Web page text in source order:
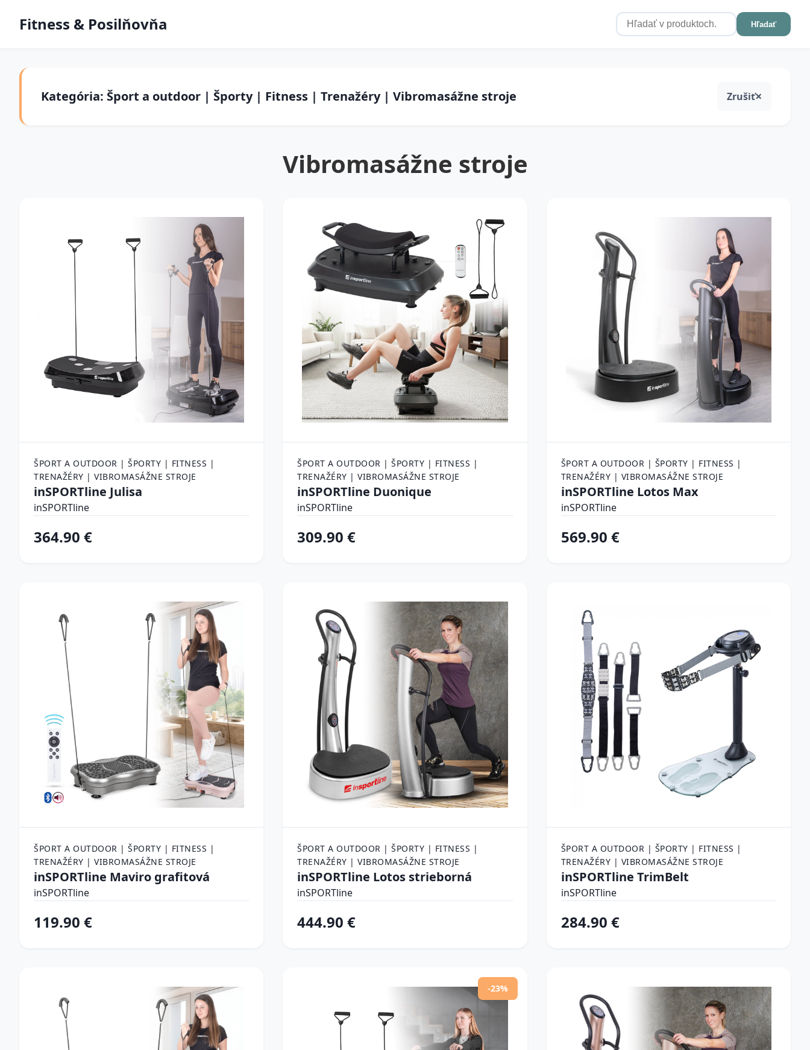
Fitness & Posilňovňa Hľadať
Kategória: Šport a outdoor | Športy | Fitness | Trenažéry | Vibromasážne stroje Zrušiť
Vibromasážne stroje
ŠPORT A OUTDOOR | ŠPORTY | FITNESS |
TRENAŽÉRY | VIBROMASÁŽNE STROJE
inSPORTline Julisa
inSPORTline
364.90 €
ŠPORT A OUTDOOR | ŠPORTY | FITNESS |
TRENAŽÉRY | VIBROMASÁŽNE STROJE
inSPORTline Duonique
inSPORTline
309.90 €
ŠPORT A OUTDOOR | ŠPORTY | FITNESS |
TRENAŽÉRY | VIBROMASÁŽNE STROJE
inSPORTline Lotos Max
inSPORTline
569.90 €
ŠPORT A OUTDOOR | ŠPORTY | FITNESS |
TRENAŽÉRY | VIBROMASÁŽNE STROJE
inSPORTline Maviro grafitová
inSPORTline
119.90 €
ŠPORT A OUTDOOR | ŠPORTY | FITNESS |
TRENAŽÉRY | VIBROMASÁŽNE STROJE
inSPORTline Lotos strieborná
inSPORTline
444.90 €
ŠPORT A OUTDOOR | ŠPORTY | FITNESS |
TRENAŽÉRY | VIBROMASÁŽNE STROJE
inSPORTline TrimBelt
inSPORTline
284.90 €
-23%